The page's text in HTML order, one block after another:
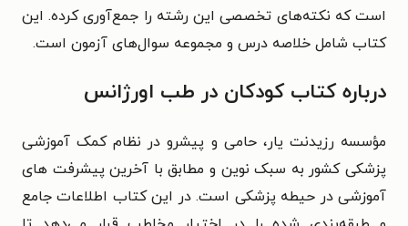
است که نکته‌های تخصصی این رشته را جمع‌آوری کرده. این
کتاب شامل خلاصه درس و مجموعه سوال‌های آزمون است.
درباره کتاب کودکان در طب اورژانس
مؤسسه رزیدنت یار، حامی و پیشرو در نظام کمک آموزشی
پزشکی کشور به سبک نوین و مطابق با آخرین پیشرفت های
آموزشی در حیطه پزشکی است. در این کتاب اطلاعات جامع